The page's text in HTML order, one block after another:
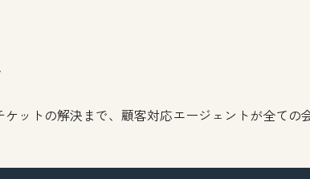
Phone Number*
ケットの解決まで、顧客対応エージェントが全て